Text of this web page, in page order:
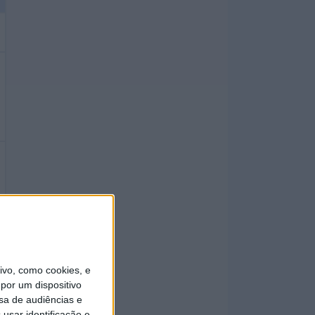
como cookies, e
um dispositivo
de audiências e